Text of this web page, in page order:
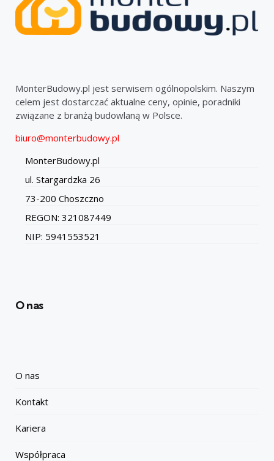
MonterBudowy.pl jest serwisem ogólnopolskim. Naszym
celem jest dostarczać aktualne ceny, opinie, poradniki
związane z branżą budowlaną w Polsce.
biuro@monterbudowy.pl
MonterBudowy.pl
ul. Stargardzka 26
73-200 Choszczno
REGON: 321087449
NIP: 5941553521
O nas
O nas
Kontakt
Kariera
Współpraca